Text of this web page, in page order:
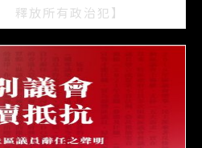
釋放所有政治犯】